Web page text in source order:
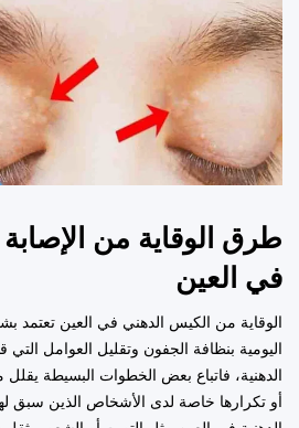
طرق الوقاية من
في العين
الوقاية من الكيس الدهني في العين تعتمد
اليومية بنظافة الجفون وتقليل العوامل التي
الدهنية، فاتباع بعض الخطوات البسيطة
أو تكرارها خاصة لدى الأشخاص الذين سبق